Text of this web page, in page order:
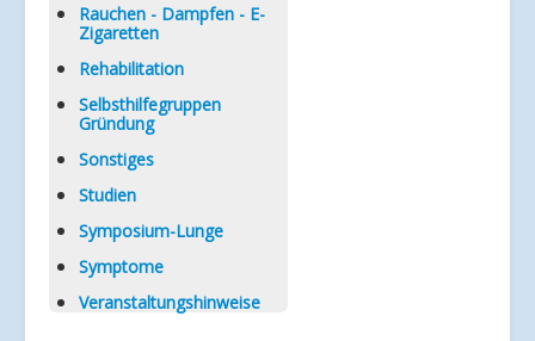
Rauchen - Dampfen - E-
Zigaretten
Rehabilitation
Selbsthilfegruppen
Gründung
Sonstiges
Studien
Symposium-Lunge
Symptome
Veranstaltungshinweise